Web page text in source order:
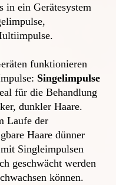
in ein Gerätesystem
funktionieren
Singelimpulse
für die Behandlung
dunkler Haare.
Laufe der
Haare dünner
Singleimpulsen
geschwächt werden
können.